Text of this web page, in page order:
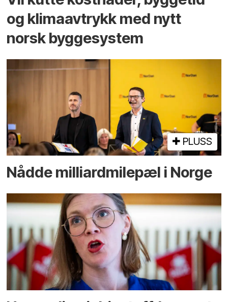
og klima­avtrykk med nytt
norsk bygge­system
PLUSS
Nådde milliard­­milepæl i Norge